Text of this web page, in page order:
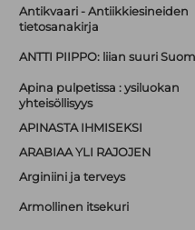
Antikvaari - Antiikkiesineiden
tietosanakirja
ANTTI PIIPPO: liian suuri
Apina pulpetissa : ysiluokan
yhteisöllisyys
APINASTA IHMISEKSI
ARABIAA YLI RAJOJEN
Arginiini ja terveys
Armollinen itsekuri